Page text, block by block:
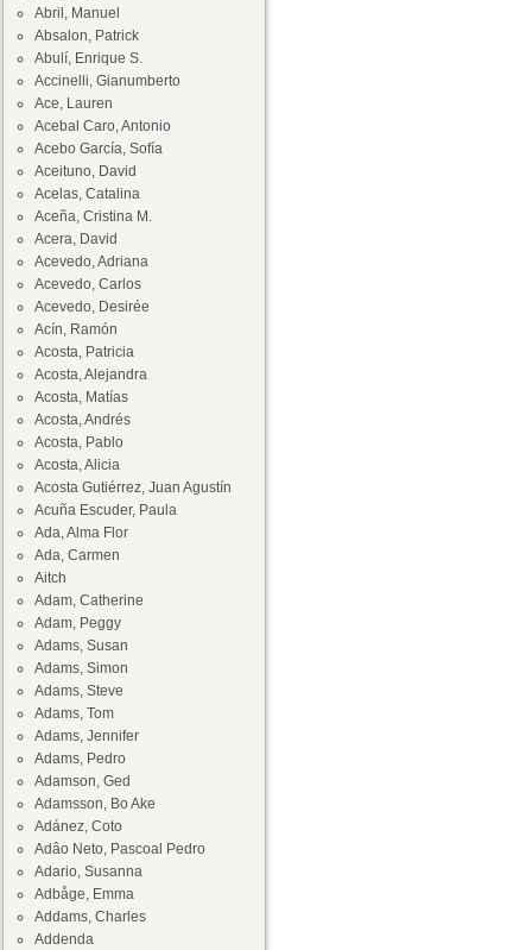
Abril, Manuel
Absalon, Patrick
Abulí, Enrique S.
Accinelli, Gianumberto
Ace, Lauren
Acebal Caro, Antonio
Acebo García, Sofía
Aceituno, David
Acelas, Catalina
Aceña, Cristina M.
Acera, David
Acevedo, Adriana
Acevedo, Carlos
Acevedo, Desirée
Acín, Ramón
Acosta, Patricia
Acosta, Alejandra
Acosta, Matías
Acosta, Andrés
Acosta, Pablo
Acosta, Alicia
Acosta Gutiérrez, Juan Agustín
Acuña Escuder, Paula
Ada, Alma Flor
Ada, Carmen
Aitch
Adam, Catherine
Adam, Peggy
Adams, Susan
Adams, Simon
Adams, Steve
Adams, Tom
Adams, Jennifer
Adams, Pedro
Adamson, Ged
Adamsson, Bo Ake
Adánez, Coto
Adâo Neto, Pascoal Pedro
Adario, Susanna
Adbåge, Emma
Addams, Charles
Addenda